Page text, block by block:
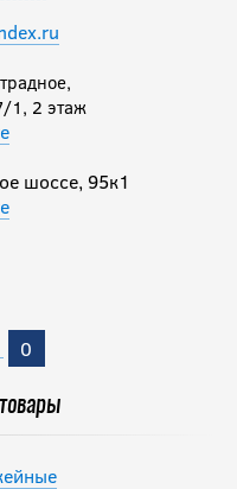
1, 2 этаж
шоссе, 95к1
0